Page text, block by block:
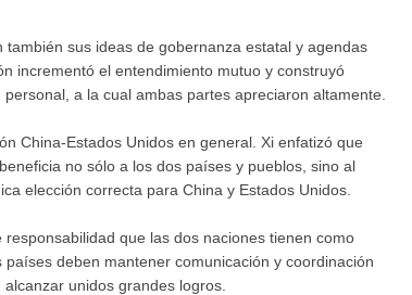
sus ideas de gobernanza estatal y agendas
incrementó el entendimiento mutuo y construyó
a la cual ambas partes apreciaron altamente.
China-Estados Unidos en general. Xi enfatizó que
no sólo a los dos países y pueblos, sino al
elección correcta para China y Estados Unidos.
que las dos naciones tienen como
deben mantener comunicación y coordinación
unidos grandes logros.